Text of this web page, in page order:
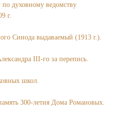
духовному ведомству
г.
Синода выдаваемый (1913 г.).
III-го за перепись.
школ.
300-летия Дома Романовых.